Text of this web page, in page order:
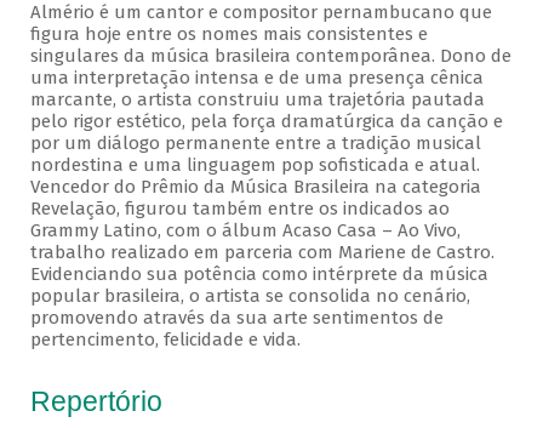
Almério é um cantor e compositor pernambucano que
figura hoje entre os nomes mais consistentes e
singulares da música brasileira contemporânea. Dono de
uma interpretação intensa e de uma presença cênica
marcante, o artista construiu uma trajetória pautada
pelo rigor estético, pela força dramatúrgica da canção e
por um diálogo permanente entre a tradição musical
nordestina e uma linguagem pop sofisticada e atual.
Vencedor do Prêmio da Música Brasileira na categoria
Revelação, figurou também entre os indicados ao
Grammy Latino, com o álbum Acaso Casa – Ao Vivo,
trabalho realizado em parceria com Mariene de Castro.
Evidenciando sua potência como intérprete da música
popular brasileira, o artista se consolida no cenário,
promovendo através da sua arte sentimentos de
pertencimento, felicidade e vida.
Repertório